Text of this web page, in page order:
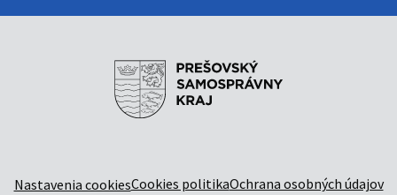
Nastavenia cookiesCookies politikaOchrana osobných údajov